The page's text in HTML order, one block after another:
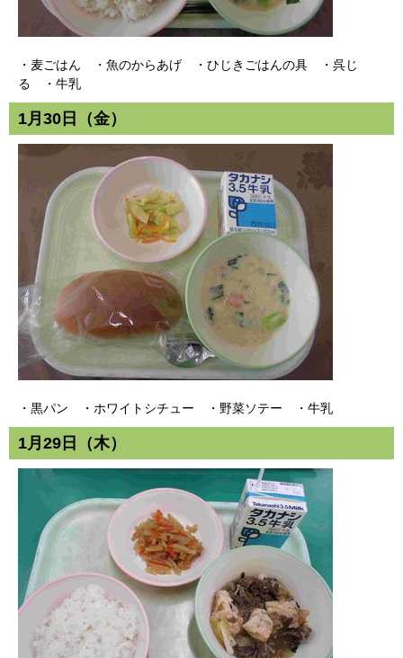
・麦ごはん ・魚のからあげ ・ひじきごはんの具 ・呉じ
る ・牛乳
1月30日（金）
・黒パン ・ホワイトシチュー ・野菜ソテー ・牛乳
1月29日（木）